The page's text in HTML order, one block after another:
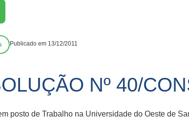
Publicado em 13/12/2011
Nº 40/
posto de Trabalho na Universidade do Oeste de